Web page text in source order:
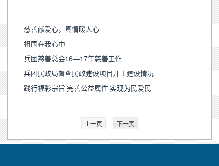
慈善献爱心，真情暖人心
祖国在我心中
兵团慈善总会16—17年慈善工作
兵团民政局督查民政建设项目开工建设情况
践行福彩宗旨 完善公益属性 实现为民爱民
上一页 下一页